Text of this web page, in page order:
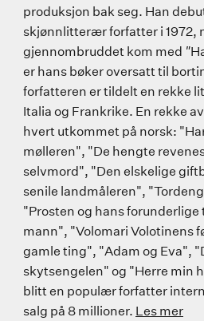
produksjon bak seg. Han
skjønnlitterær forfatter i 1972,
gjennombruddet kom med "
er hans bøker oversatt til
forfatteren er tildelt en rekke
Italia og Frankrike. En rekke
hvert utkommet på norsk:
mølleren", "De hengte
selvmord", "Den elskelige
senile landmåleren",
"Prosten og hans
mann", "Volomari Volotinens
gamle ting", "Adam og Eva",
skytsengelen" og "Herre min
blitt en populær forfatter
salg på 8 millioner. Les mer